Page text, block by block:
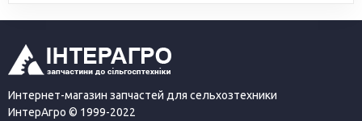
Интернет-магазин запчастей для сельхозтехники
ИнтерАгро © 1999-2022